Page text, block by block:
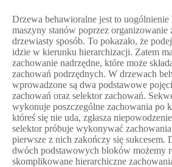
Drzewa behawioralne jest to uogólnienie
maszyny stanów poprzez organizowanie
drzewiasty sposób. To pokazało, że
idzie w kierunku hierarchizacji. Zatem
zachowanie nadrzędne, które może
zachowań podrzędnych. W drzewach
wprowadzone są dwa podstawowe
zachowań oraz selektor zachowań.
wykonuje poszczególne zachowania po
któreś się nie uda, zgłasza
selektor próbuje wykonywać
pierwsze z nich zakończy się sukcesem.
dwóch podstawowych bloków możemy
skomplikowane hierarchiczne